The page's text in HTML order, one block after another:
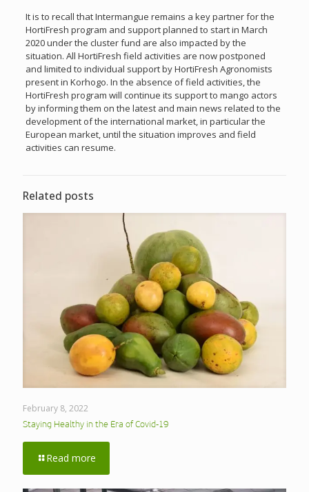
It is to recall that Intermangue remains a key partner for the
HortiFresh program and support planned to start in March
2020 under the cluster fund are also impacted by the
situation. All HortiFresh field activities are now postponed
and limited to individual support by HortiFresh Agronomists
present in Korhogo. In the absence of field activities, the
HortiFresh program will continue its support to mango actors
by informing them on the latest and main news related to the
development of the international market, in particular the
European market, until the situation improves and field
activities can resume.
Related posts
February 8, 2022
Staying Healthy in the Era of Covid-19
Read more